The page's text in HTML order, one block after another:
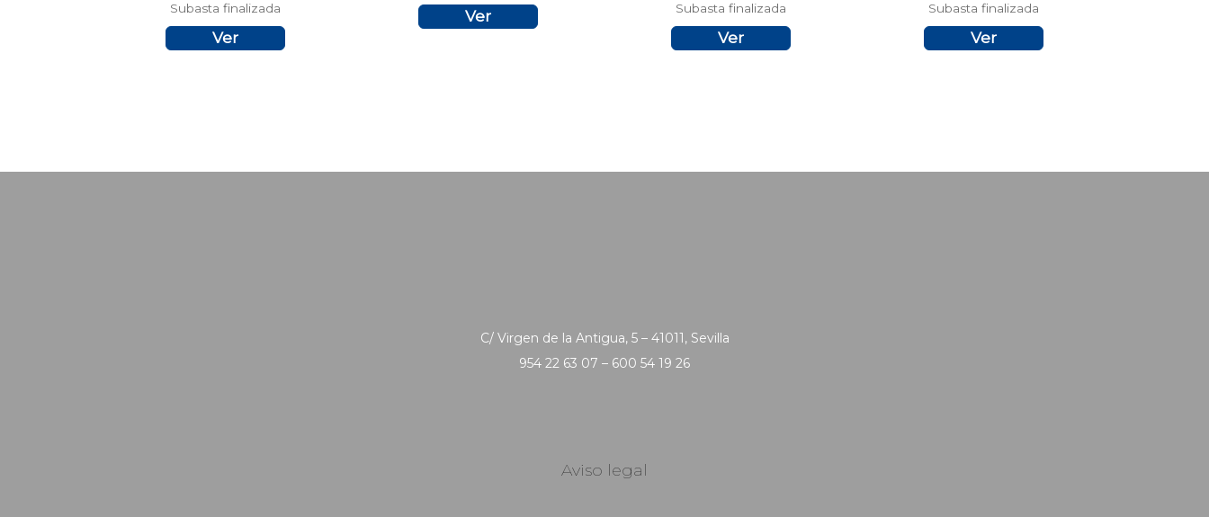
Subasta finalizada
Ver
Ver Subasta finalizada
Ver
Subasta finalizada
Ver
C/ Virgen de la Antigua, 5 – 41011, Sevilla
954 22 63 07 – 600 54 19 26
Aviso legal